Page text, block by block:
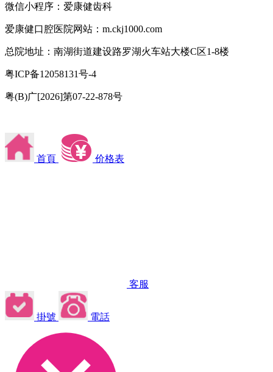
微信小程序：爱康健齿科
爱康健口腔医院网站：m.ckj1000.com
总院地址：南湖街道建设路罗湖火车站大楼C区1-8楼
粤ICP备12058131号-4
粤(B)广[2026]第07-22-878号
首頁 价格表
客服
掛號 電話